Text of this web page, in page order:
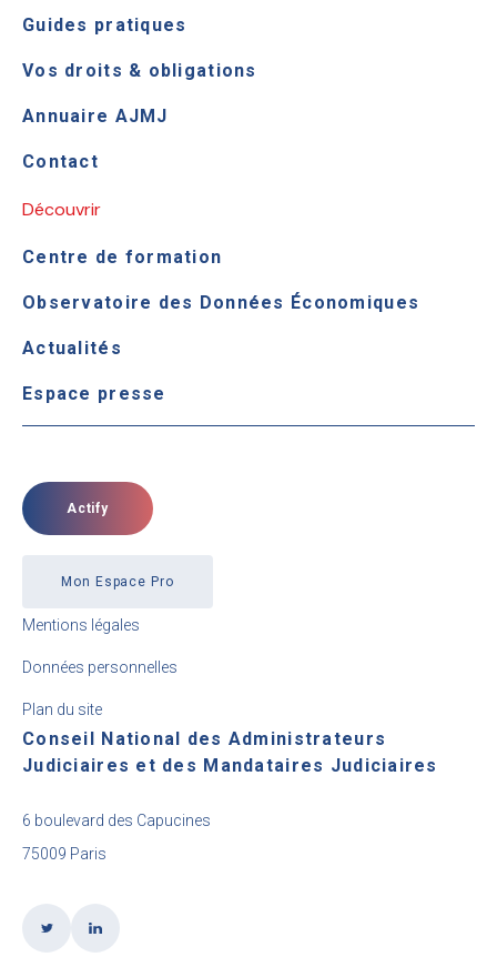
Guides pratiques
Vos droits & obligations
Annuaire AJMJ
Contact
Découvrir
Centre de formation
Observatoire des Données Économiques
Actualités
Espace presse
Actify
Mon Espace Pro
Mentions légales
Données personnelles
Plan du site
Conseil National des Administrateurs
Judiciaires et des Mandataires Judiciaires
6 boulevard des Capucines
75009 Paris